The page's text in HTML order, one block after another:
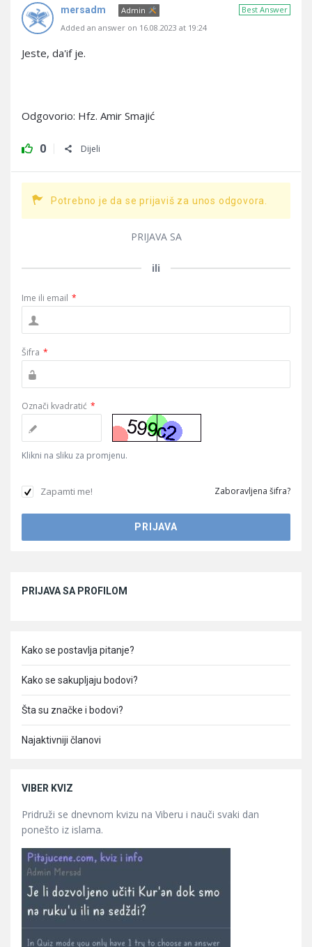
Best Answer
mersadm
Admin
Added an answer on 16.08.2023 at 19:24
Jeste, da'if je.
Odgovorio: Hfz. Amir Smajić
0 Dijeli
Potrebno je da se prijaviš za unos odgovora.
PRIJAVA SA
ili
Ime ili email *
Šifra *
Označi kvadratić *
Klikni na sliku za promjenu.
Zapamti me! Zaboravljena šifra?
PRIJAVA SA PROFILOM
Kako se postavlja pitanje?
Kako se sakupljaju bodovi?
Šta su značke i bodovi?
Najaktivniji članovi
VIBER KVIZ
Pridruži se dnevnom kvizu na Viberu i nauči svaki dan
ponešto iz islama.